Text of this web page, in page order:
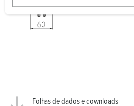
w
Folhas de dados e downloads